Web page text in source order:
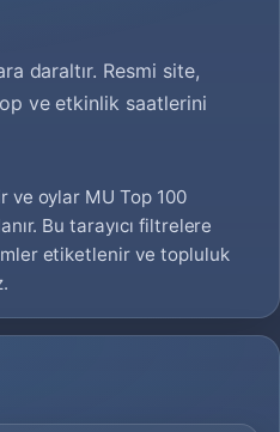
daraltır. Resmi site,
ve etkinlik saatlerini
ve oylar MU Top 100
Bu tarayıcı filtrelere
etiketlenir ve topluluk